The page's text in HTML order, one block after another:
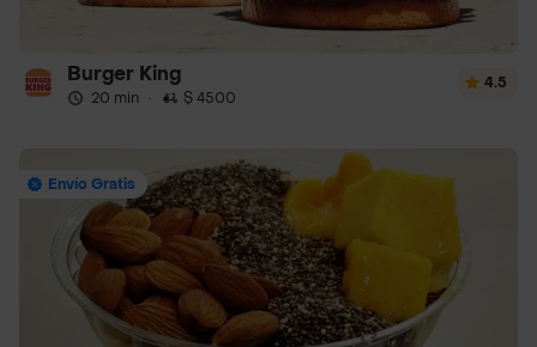
Burger King
20 min · $ 4500
4.5
Envío Gratis